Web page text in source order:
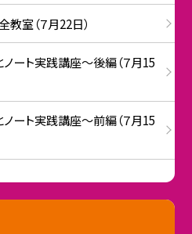
室（７月22日）
ート実践講座～後編（７月15
ート実践講座～前編（７月15